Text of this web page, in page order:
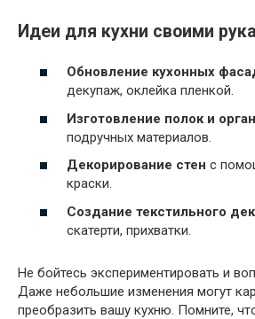
Идеи для кухни своими
Обновление кухонных
декупаж, оклейка пленкой.
Изготовление полок и
подручных материалов.
Декорирование стен с
краски.
Создание текстильного
скатерти, прихватки.
Не бойтесь экспериментировать и
Даже небольшие изменения могут
преобразить вашу кухню. Помните,